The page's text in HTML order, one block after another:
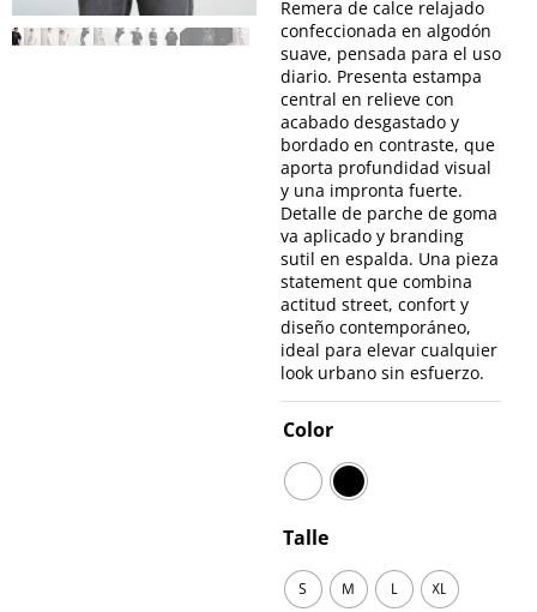
Remera de calce relajado
confeccionada en algodón
suave, pensada para el uso
diario. Presenta estampa
central en relieve con
acabado desgastado y
bordado en contraste, que
aporta profundidad visual
y una impronta fuerte.
Detalle de parche de goma
va aplicado y branding
sutil en espalda. Una pieza
statement que combina
actitud street, confort y
diseño contemporáneo,
ideal para elevar cualquier
look urbano sin esfuerzo.
Color
Talle
S M L XL